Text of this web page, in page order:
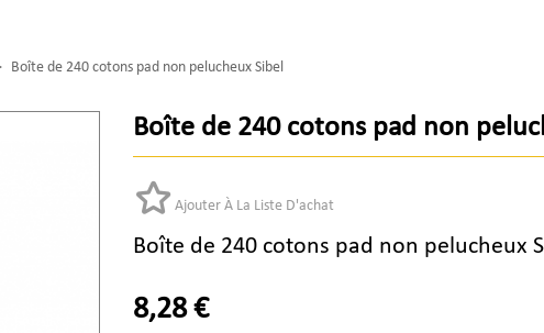
Boîte de 240 cotons pad non pelucheux Sibel
Boîte de 240 cotons pad non
Ajouter À La Liste D'achat
Boîte de 240 cotons pad non pelucheux
8,28 €